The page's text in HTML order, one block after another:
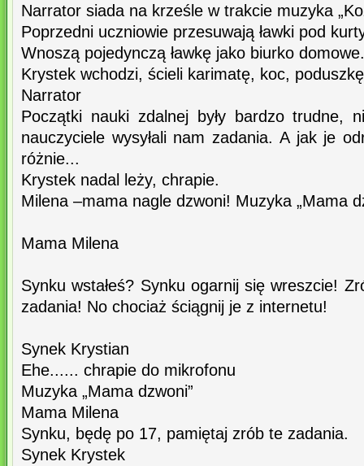
Narrator siada na krześle w trakcie muzyka
Poprzedni uczniowie przesuwają ławki pod
Wnoszą pojedynczą ławkę jako biurko domowe.
Krystek wchodzi, ścieli karimatę, koc,
Narrator
Początki nauki zdalnej były bardzo trudne,
nauczyciele wysyłali nam zadania. A jak je
różnie...
Krystek nadal leży, chrapie.
Milena –mama nagle dzwoni! Muzyka „Mama
Mama Milena
Synku wstałeś? Synku ogarnij się wreszcie!
zadania! No chociaż ściągnij je z internetu!
Synek Krystian
Ehe...... chrapie do mikrofonu
Muzyka „Mama dzwoni”
Mama Milena
Synku, będę po 17, pamiętaj zrób te zadania.
Synek Krystek